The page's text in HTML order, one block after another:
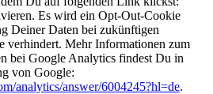
. Es wird ein Opt-Out-Cookie
Deiner Daten bei zukünftigen
verhindert. Mehr Informationen zum
bei Google Analytics findest Du in
von Google:
analytics/answer/6004245?hl=de.